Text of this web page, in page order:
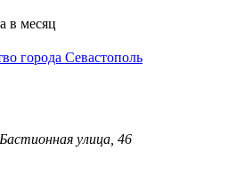
в месяц
города Севастополь
улица, 46